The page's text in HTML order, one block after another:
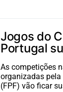
Jogos do
Portugal
As competições
organizadas pela
(FPF) vão ficar